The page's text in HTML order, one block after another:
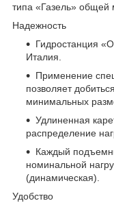
типа «Газель» общей
Надежность
Гидростанция
Италия.
Применение
позволяет
минимальных
Удлиненная
распределение
Каждый
номинальной
(динамическая).
Удобство